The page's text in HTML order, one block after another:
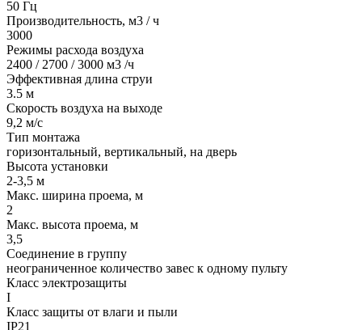
50 Гц
Производительность, м3 / ч
3000
Режимы расхода воздуха
2400 / 2700 / 3000 м3 /ч
Эффективная длина струи
3.5 м
Скорость воздуха на выходе
9,2 м/с
Тип монтажа
горизонтальный, вертикальный, на дверь
Высота установки
2-3,5 м
Макс. ширина проема, м
2
Макс. высота проема, м
3,5
Соединение в группу
неограниченное количество завес к одному пульту
Класс электрозащиты
I
Класс защиты от влаги и пыли
IP21